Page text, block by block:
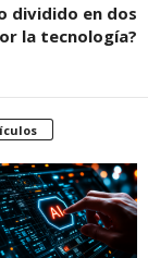
dividido en dos
la tecnología?